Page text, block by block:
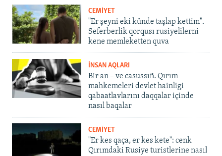
CEMİYET
"Er şeyni eki künde taşlap kettim".
Seferberlik qorqusı rusiyelilerni
kene memleketten quva
İNSAN AQLARI
Bir an – ve casussıñ. Qırım
mahkemeleri devlet hainligi
qabaatlavlarını daqqalar içinde
nasıl baqalar
CEMİYET
"Er kes qaça, er kes kete": cenk
Qırımdaki Rusiye turistlerine nasıl